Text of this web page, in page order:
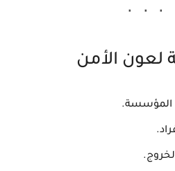
لعون الأمن
المؤسسة.